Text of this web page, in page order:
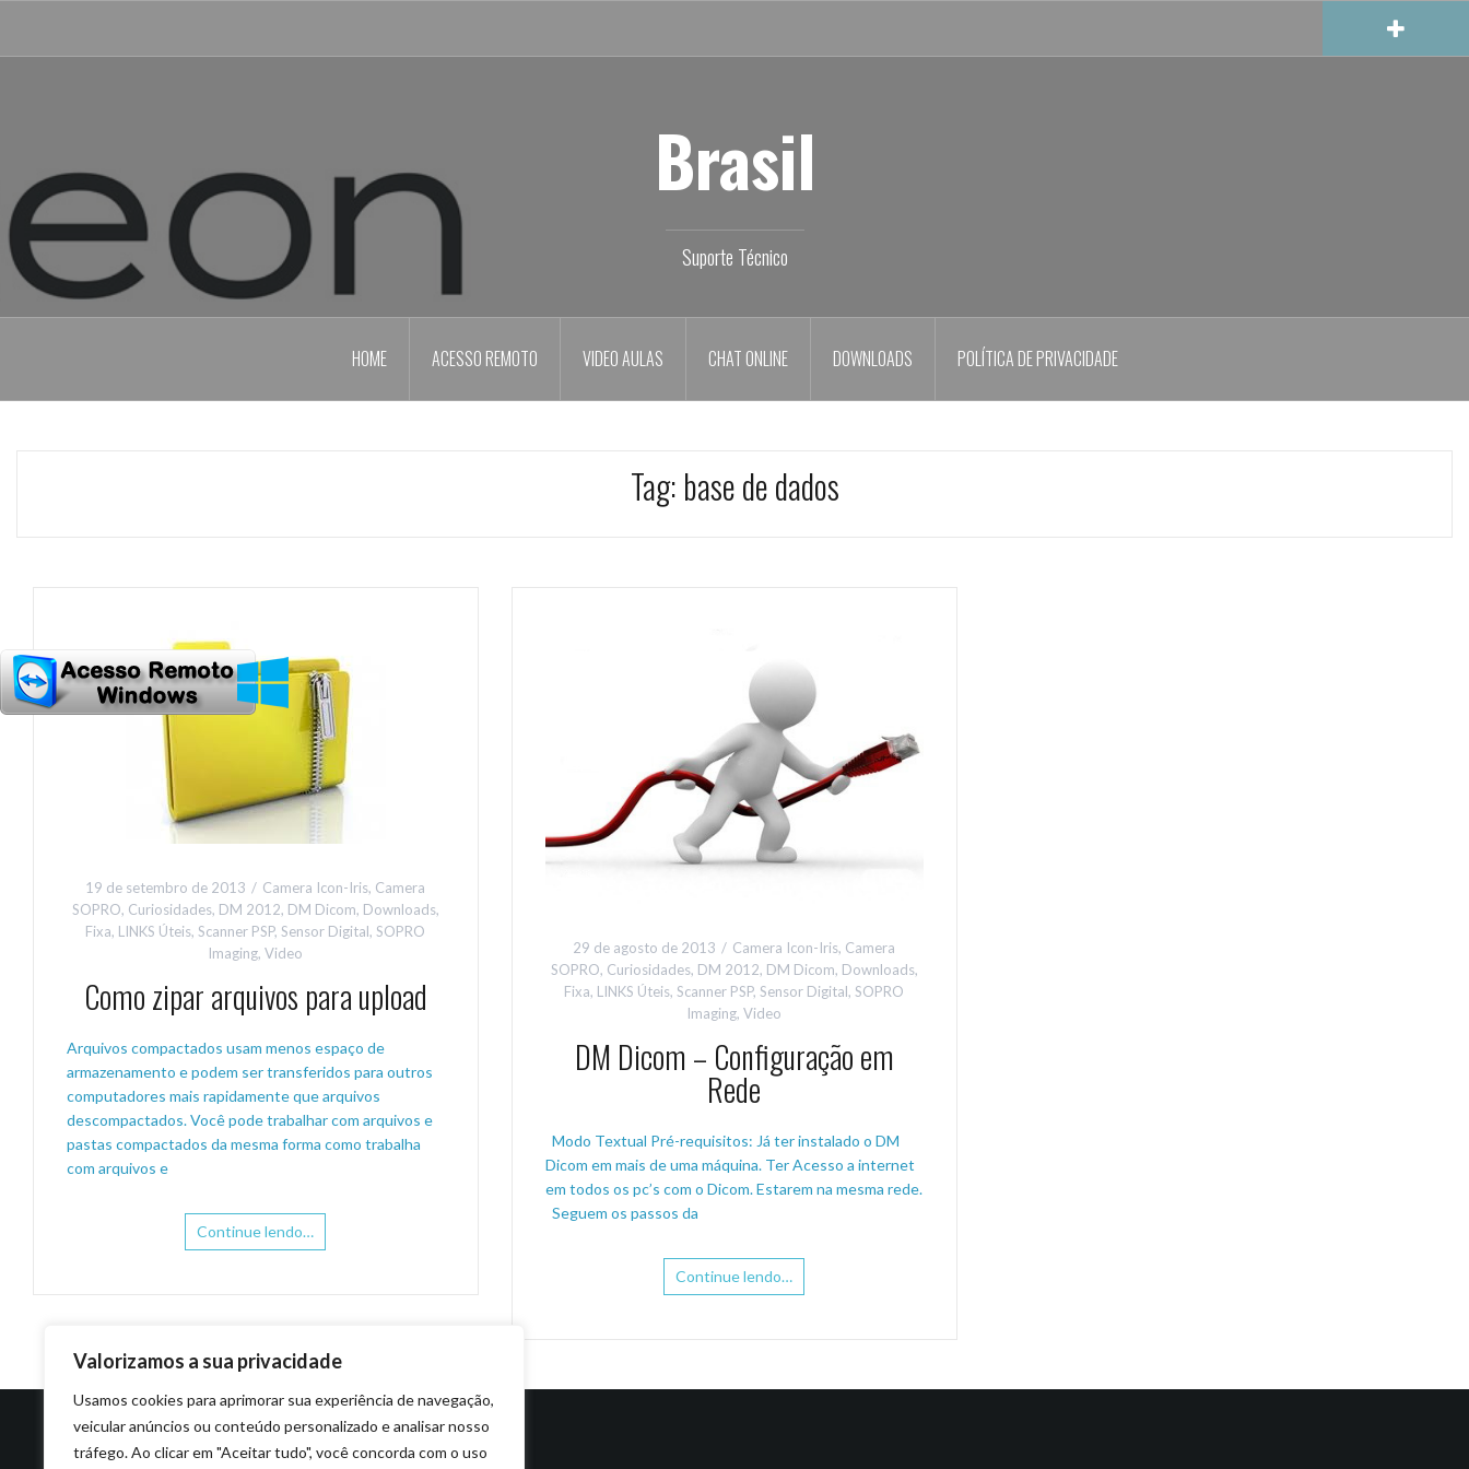
Valorizamos a sua privacidade
Usamos cookies para aprimorar sua experiência de navegação,
veicular anúncios ou conteúdo personalizado e analisar nosso
tráfego. Ao clicar em "Aceitar tudo", você concorda com o uso
content
Brasil
Suporte Técnico
HOME ACESSO REMOTO VIDEO AULAS CHAT ONLINE DOWNLOADS POLÍTICA DE PRIVACIDADE
Tag: base de dados
19 de setembro de 2013 Camera Icon-Iris, Camera
SOPRO, Curiosidades, DM 2012, DM Dicom, Downloads,
Fixa, LINKS Úteis,Scanner PSP,Sensor Digital,SOPRO
Imaging,Video
Como zipar arquivos para upload
Arquivos compactados usam menos espaço de
armazenamento e podem ser transferidos para outros
computadores mais rapidamente que arquivos
descompactados. Você pode trabalhar com arquivos e
pastas compactados da mesma forma como trabalha
com arquivos e
Continue lendo…
29 de agosto de 2013 Camera Icon-Iris, Camera
SOPRO, Curiosidades, DM 2012, DM Dicom, Downloads,
Fixa, LINKS Úteis,Scanner PSP,Sensor Digital,SOPRO
Imaging,Video
DM Dicom – Configuração em
Rede
Modo Textual Pré-requisitos: Já ter instalado o DM
Dicom em mais de uma máquina. Ter Acesso a internet
em todos os pc’s com o Dicom. Estarem na mesma rede.
Seguem os passos da
Continue lendo…